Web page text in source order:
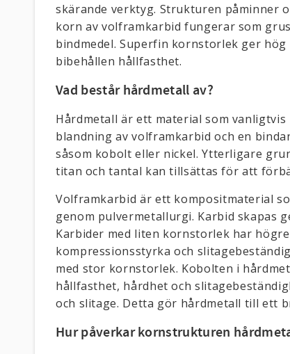
skärande verktyg. Strukturen påminner
korn av volframkarbid fungerar som
bindmedel. Superfin kornstorlek ger hög
bibehållen hållfasthet.
Vad består hårdmetall av?
Hårdmetall är ett material som vanligtvis
blandning av volframkarbid och en
såsom kobolt eller nickel. Ytterligare
titan och tantal kan tillsättas för att
Volframkarbid är ett kompositmaterial
genom pulvermetallurgi. Karbid skapas
Karbider med liten kornstorlek har
kompressionsstyrka och
med stor kornstorlek. Kobolten i
hållfasthet, hårdhet och
och slitage. Detta gör hårdmetall till ett
Hur påverkar kornstrukturen